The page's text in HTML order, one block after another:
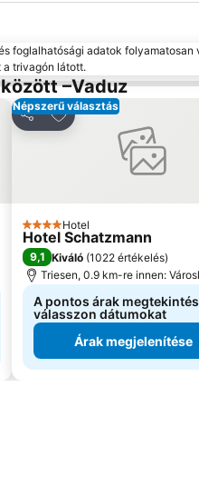
foglalhatósági adatok
a trivagón látott.
–Vaduz
Népszerű választás
Megosztás
Hozzáadás a
4 Kategória
Hotel
Hotel Schatzmann
9,1 Kiváló (1022 értékelés)
Triesen, 0.9 km-re innen:
A pontos árak
válasszon dátumokat
Árak megjelenítése